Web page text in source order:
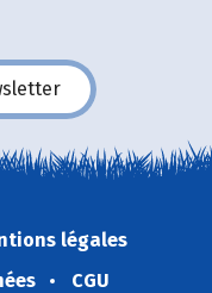
légales
CGU